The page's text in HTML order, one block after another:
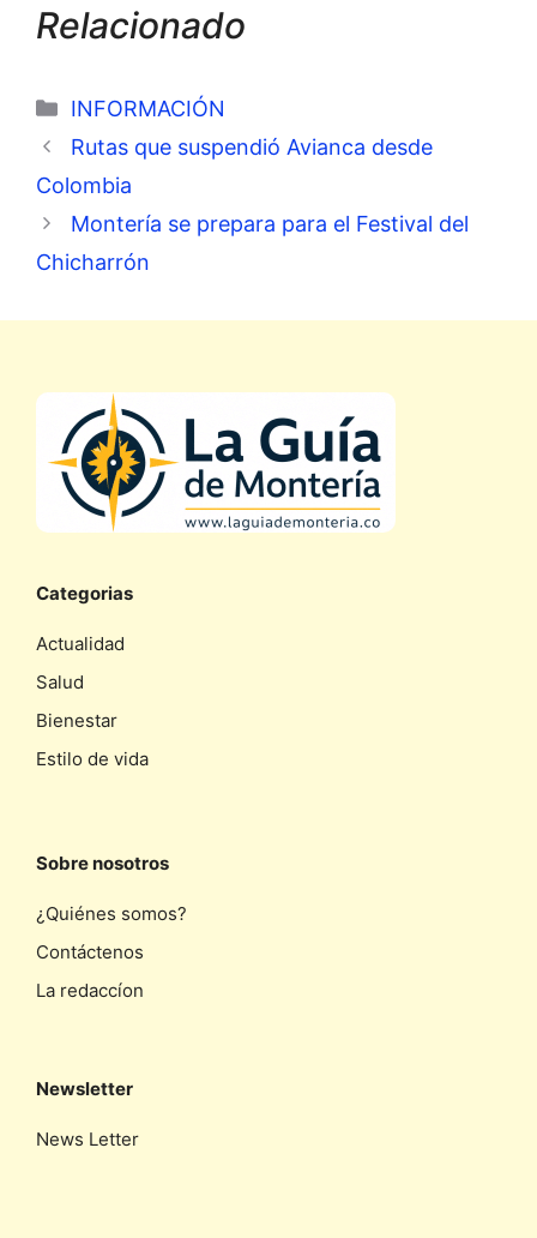
Relacionado
Categorías
INFORMACIÓN
Rutas que suspendió Avianca desde
Colombia
Montería se prepara para el Festival del
Chicharrón
Categorias
Actualidad
Salud
Bienestar
Estilo de vida
Sobre nosotros
¿Quiénes somos?
Contáctenos
La redaccíon
Newsletter
News Letter